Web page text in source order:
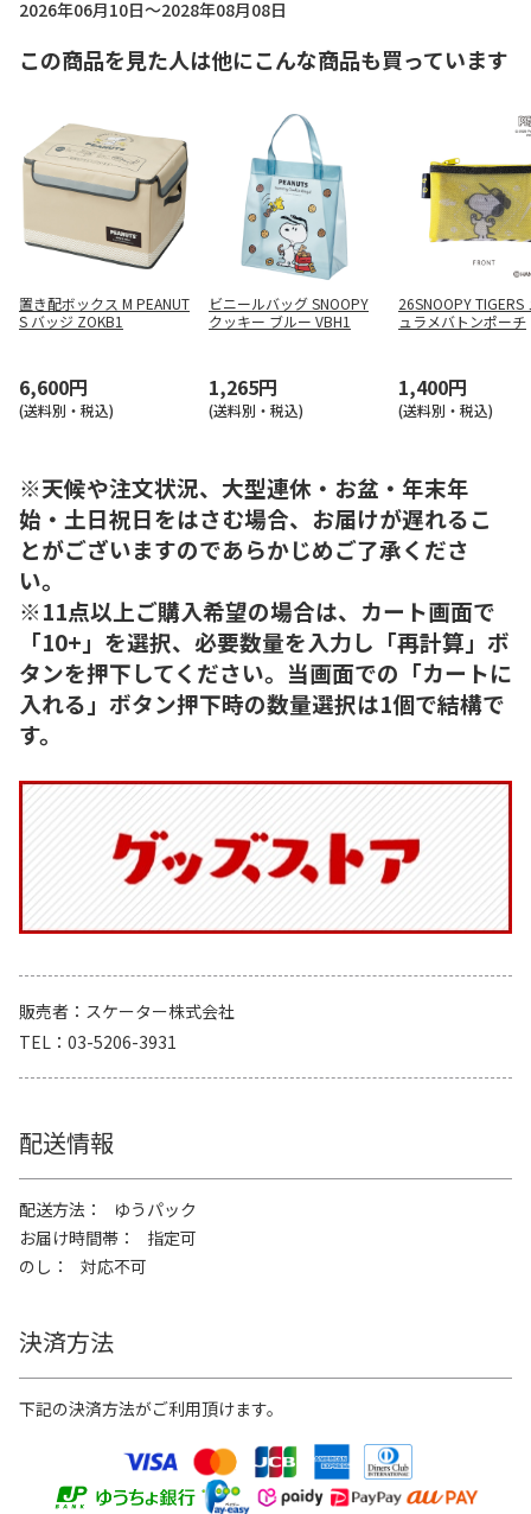
2026年06月10日～2028年08月08日
この商品を見た人は他にこんな商品も買っています
置き配ボックス M PEANUT
S バッジ ZOKB1
6,600円
(送料別・税込)
ビニールバッグ SNOOPY
クッキー ブルー VBH1
1,265円
(送料別・税込)
26SNOOPY TIGERS
ュラメバトンポーチ
1,400円
(送料別・税込)
※天候や注文状況、大型連休・お盆・年末年
始・土日祝日をはさむ場合、お届けが遅れるこ
とがございますのであらかじめご了承くださ
い。
※11点以上ご購入希望の場合は、カート画面で
「10+」を選択、必要数量を入力し「再計算」ボ
タンを押下してください。当画面での「カートに
入れる」ボタン押下時の数量選択は1個で結構で
す。
販売者
スケーター株式会社
TEL
03-5206-3931
配送情報
配送方法
ゆうパック
お届け時間帯
指定可
のし
対応不可
決済方法
下記の決済方法がご利用頂けます。